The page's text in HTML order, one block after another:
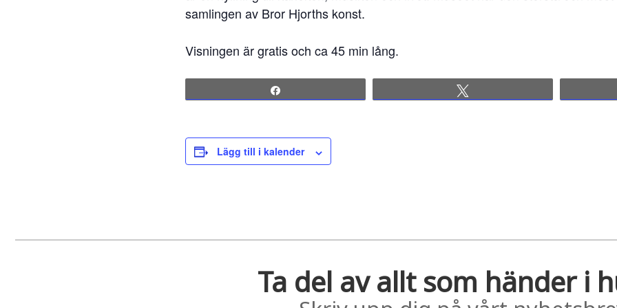
samlingen av Bror Hjorths konst.
Visningen är gratis och ca 45 min lång.
Lägg till i kalender
Ta del av allt som händer i